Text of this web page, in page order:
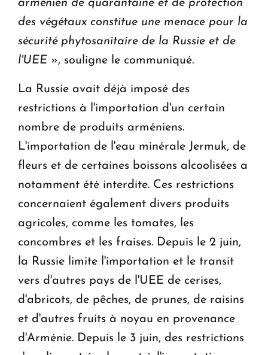
arménien de quarantaine et de protection
des végétaux constitue une menace pour la
sécurité phytosanitaire de la Russie et de
l'UEE », souligne le communiqué.
La Russie avait déjà imposé des
restrictions à l'importation d'un certain
nombre de produits arméniens.
L'importation de l'eau minérale Jermuk, de
fleurs et de certaines boissons alcoolisées a
notamment été interdite. Ces restrictions
concernaient également divers produits
agricoles, comme les tomates, les
concombres et les fraises. Depuis le 2 juin,
la Russie limite l'importation et le transit
vers d'autres pays de l'UEE de cerises,
d'abricots, de pêches, de prunes, de raisins
et d'autres fruits à noyau en provenance
d'Arménie. Depuis le 3 juin, des restrictions